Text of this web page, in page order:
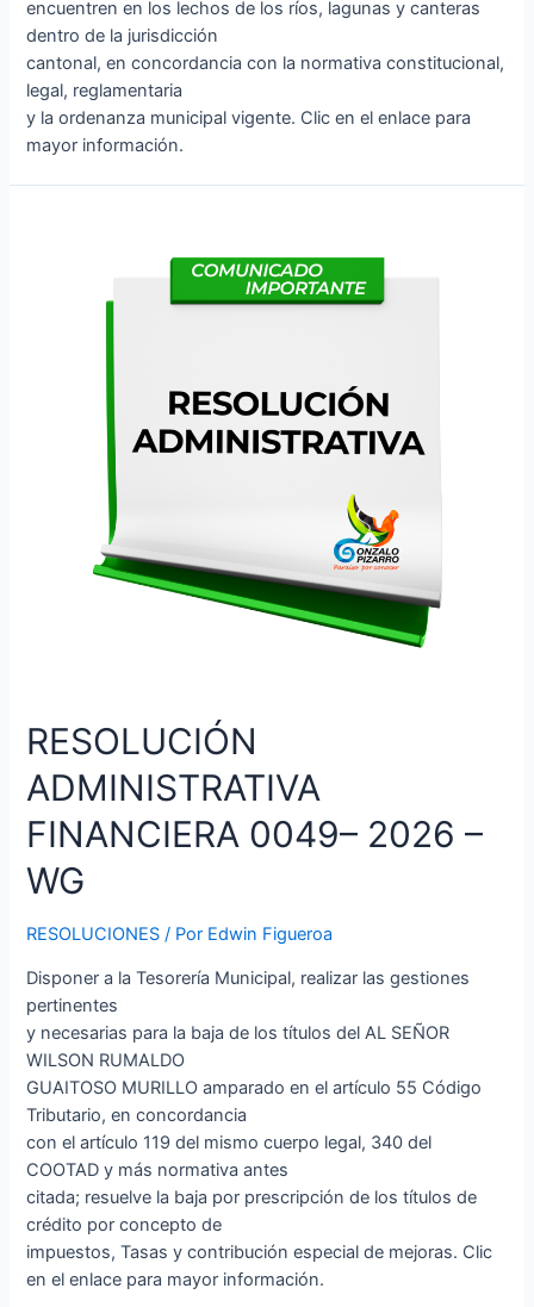
encuentren en los lechos de los ríos, lagunas y canteras
dentro de la jurisdicción
cantonal, en concordancia con la normativa constitucional,
legal, reglamentaria
y la ordenanza municipal vigente. Clic en el enlace para
mayor información.
RESOLUCIÓN
ADMINISTRATIVA
FINANCIERA 0049– 2026 –
WG
RESOLUCIONES / Por Edwin Figueroa
Disponer a la Tesorería Municipal, realizar las gestiones
pertinentes
y necesarias para la baja de los títulos del AL SEÑOR
WILSON RUMALDO
GUAITOSO MURILLO amparado en el artículo 55 Código
Tributario, en concordancia
con el artículo 119 del mismo cuerpo legal, 340 del
COOTAD y más normativa antes
citada; resuelve la baja por prescripción de los títulos de
crédito por concepto de
impuestos, Tasas y contribución especial de mejoras. Clic
en el enlace para mayor información.